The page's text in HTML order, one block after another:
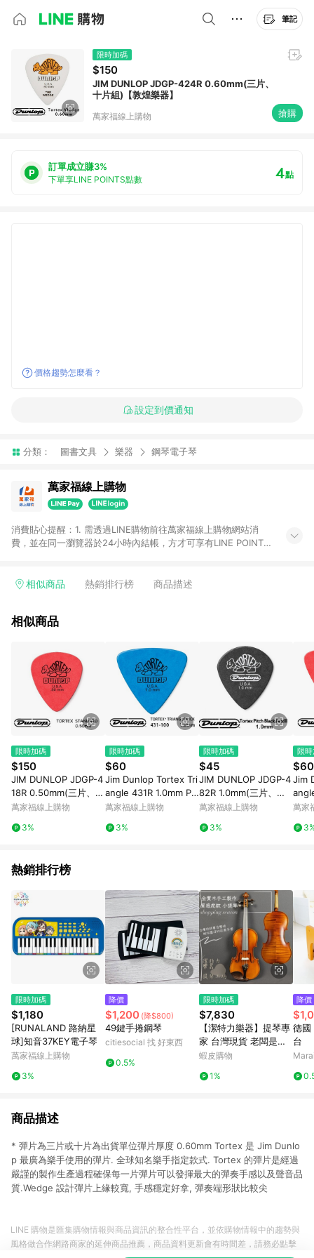
筆記
限時加碼
$150
JIM DUNLOP JDGP-424R 0.60mm(三片、
十片組)【敦煌樂器】
萬家福線上購物 搶購
訂單成立賺3%
下單享LINE POINTS點數 4點
價格趨勢怎麼看？
設定到價通知
分類： 圖書文具 樂器 鋼琴電子琴
萬家福線上購物
消費貼心提醒：1. 需透過LINE購物前往萬家福線上購物網站消
費，並在同一瀏覽器於24小時內結帳，方才可享有LINE POINTS
4. 不具回饋資格種類商品：電子禮券。 5. 回饋點數計算將排除訂
錄，相關問題請於保留時間內聯絡客服中心，並由康達盛通生活
提供簡單、快速、輕鬆的購物流程及體驗，將不定期推出精選、
話題性或期間限定商品來滿足您的喜好。
相似商品 熱銷排行榜 商品描述
相似商品
限時加碼
$150
JIM DUNLOP JDGP-4
18R 0.50mm(三片、十
片組)【敦煌樂器】
萬家福線上購物
3%
限時加碼
$60
Jim Dunlop Tortex Tri
angle 431R 1.0mm Pic
k (三片、十片組)【敦
萬家福線上購物
3%
限時加碼
$45
JIM DUNLOP JDGP-4
82R 1.0mm(三片、十
片組)【敦煌樂器】
萬家福線上購物
3%
限
$60
Jim
ick (
萬家
熱銷排行榜
限時加碼
$1,180
[RUNALAND 路納星
球]知音37KEY電子琴
萬家福線上購物
3%
降價
$1,200 (降$800)
49鍵手捲鋼琴
citiesocial 找 好東西
0.5%
限時加碼
$7,830
【潔特力樂器】提琴專
家 台灣現貨 老闆是老
師 4/4 手工虎紋小提琴
工琴的好音色 考試檢定
蝦皮購物
1%
降價
德國
台
商品描述
* 彈片為三片或十片為出貨單位彈片厚度 0.60mm Tortex 是 Jim Dunlo
p 最廣為樂手使用的彈片. 全球知名樂手指定款式. Tortex 的彈片是經過
嚴謹的製作生產過程確保每一片彈片可以發揮最大的彈奏手感以及聲音品
質.Wedge 設計彈片上緣較寬, 手感穩定好拿, 彈奏端形狀比較尖
LINE 購物是匯集購物情報與商品資訊的整合性平台，並依購物情報中的趨勢與
風格做合作網路商家的延伸商品推薦，商品資料更新會有時間差，請務必點擊